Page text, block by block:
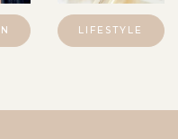
LIFESTYLE